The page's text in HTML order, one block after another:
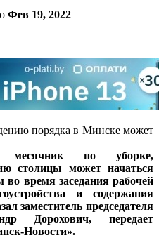
Фев 19, 2022
месячник по уборке,
столицы может начаться
время заседания рабочей
и содержания
заместитель председателя
Дорохович, передает
Новости».